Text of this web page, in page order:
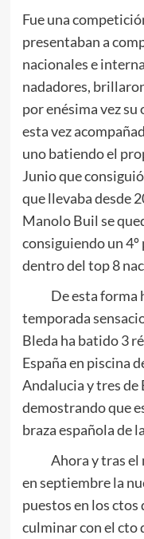
Fue una
presentaban a
nacionales e
nadadores,
por enésima vez su
esta vez
uno batiendo el
Junio que
que llevaba desde
Manolo Buil se
consiguiendo un
dentro del top 8
De esta forma
temporada
Bleda ha batido 3
España en piscina
Andalucia y tres de
demostrando que
braza española de
Ahora y tras el
en septiembre la
puestos en los ctos
culminar con el cto